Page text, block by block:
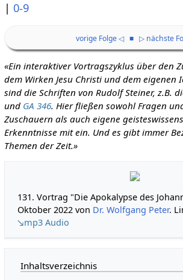
| 0-9
vorige Folge ◁ ■ ▷ nächste
«Ein interaktiver Vortragszyklus über den
dem Wirken Jesu Christi und dem eigenen
sind die Schriften von Rudolf Steiner, z.B.
und GA 346. Hier fließen sowohl Fragen
Zuschauern als auch eigene
Erkenntnisse mit ein. Und es gibt immer
Themen der Zeit.»
131. Vortrag "Die Apokalypse des
Oktober 2022 von Dr. Wolfgang Peter.
↘mp3 Audio
Inhaltsverzeichnis